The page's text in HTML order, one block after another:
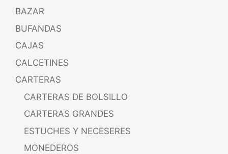
BAZAR
BUFANDAS
CAJAS
CALCETINES
CARTERAS
CARTERAS DE BOLSILLO
CARTERAS GRANDES
ESTUCHES Y NECESERES
MONEDEROS